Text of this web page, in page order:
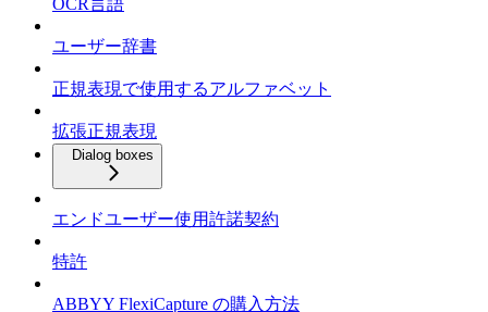
OCR言語
ユーザー辞書
正規表現で使用するアルファベット
拡張正規表現
Dialog boxes
エンドユーザー使用許諾契約
特許
ABBYY FlexiCapture の購入方法